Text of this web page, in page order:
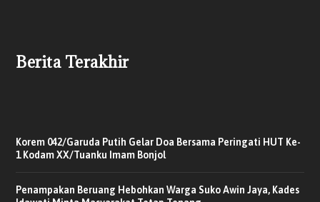
Berita Terakhir
Korem 042/Garuda Putih Gelar Doa Bersama Peringati HUT Ke-
1 Kodam XX/Tuanku Imam Bonjol
Penampakan Beruang Hebohkan Warga Suko Awin Jaya, Kades